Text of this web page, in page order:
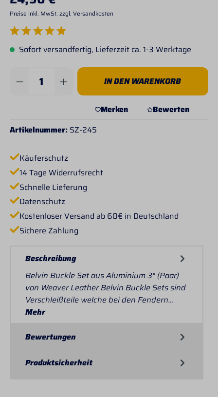
Preise inkl. MwSt. zzgl. Versandkosten
Durchschnittliche Bewertung von 5 von 5 Sternen
Sofort versandfertig, Lieferzeit ca. 1-3 Werktage
Produkt Anzahl: Gib den gewünschten
IN DEN WARENKORB
Merken
Bewerten
Artikelnummer: SZ-245
Käuferschutz
14 Tage Widerrufsrecht
Schnelle Lieferung
Datenschutz
Kostenloser Versand ab 60€ in Deutschland
Sichere Zahlung
Beschreibung
Belvin Buckle Set aus Aluminium 3" (Paar)
von Weaver Leather Belvin Buckle Sets sind
Verschleißteile welche bei den Fendern…
Mehr
Bewertungen
Produktsicherheit